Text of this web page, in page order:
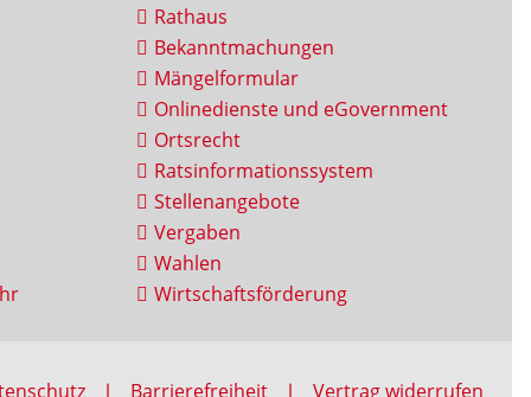
Rathaus
Bekanntmachungen
Mängelformular
Onlinedienste und eGovernment
Ortsrecht
Ratsinformationssystem
Stellenangebote
Vergaben
Wahlen
Wirtschaftsförderung
Barrierefreiheit Vertrag widerrufen